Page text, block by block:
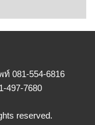
081-554-6816
497-7680
reserved.